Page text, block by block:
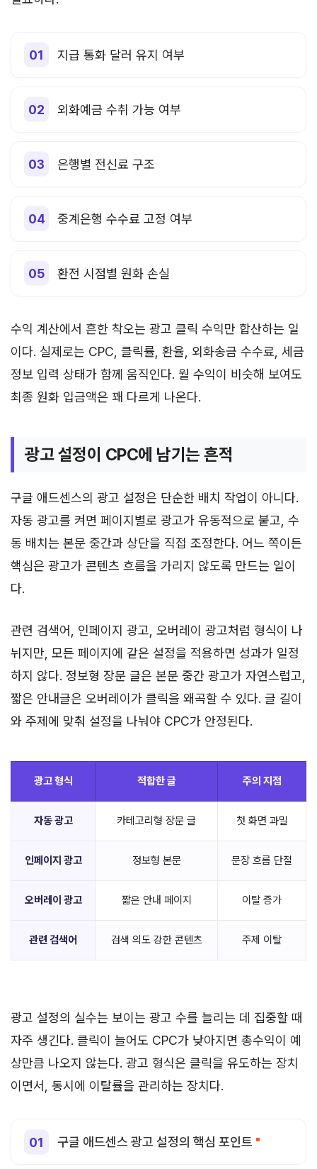
지급 통화 달러 유지 여부
외화예금 수취 가능 여부
은행별 전신료 구조
중계은행 수수료 고정 여부
환전 시점별 원화 손실
수익 계산에서 흔한 착오는 광고 클릭 수익만 합산하는 일
이다. 실제로는 CPC, 클릭률, 환율, 외화송금 수수료, 세금
정보 입력 상태가 함께 움직인다. 월 수익이 비슷해 보여도
최종 원화 입금액은 꽤 다르게 나온다.
광고 설정이 CPC에 남기는 흔적
구글 애드센스의 광고 설정은 단순한 배치 작업이 아니다.
자동 광고를 켜면 페이지별로 광고가 유동적으로 붙고, 수
동 배치는 본문 중간과 상단을 직접 조정한다. 어느 쪽이든
핵심은 광고가 콘텐츠 흐름을 가리지 않도록 만드는 일이
다.
관련 검색어, 인페이지 광고, 오버레이 광고처럼 형식이 나
뉘지만, 모든 페이지에 같은 설정을 적용하면 성과가 일정
하지 않다. 정보형 장문 글은 본문 중간 광고가 자연스럽고,
짧은 안내글은 오버레이가 클릭을 왜곡할 수 있다. 글 길이
와 주제에 맞춰 설정을 나눠야 CPC가 안정된다.
광고 형식 적합한 글 주의 지점
자동 광고 카테고리형 장문 글 첫 화면 과밀
인페이지 광고 정보형 본문 문장 흐름 단절
오버레이 광고 짧은 안내 페이지 이탈 증가
관련 검색어 검색 의도 강한 콘텐츠 주제 이탈
광고 설정의 실수는 보이는 광고 수를 늘리는 데 집중할 때
자주 생긴다. 클릭이 늘어도 CPC가 낮아지면 총수익이 예
상만큼 나오지 않는다. 광고 형식은 클릭을 유도하는 장치
이면서, 동시에 이탈률을 관리하는 장치다.
구글 애드센스 광고 설정의 핵심 포인트